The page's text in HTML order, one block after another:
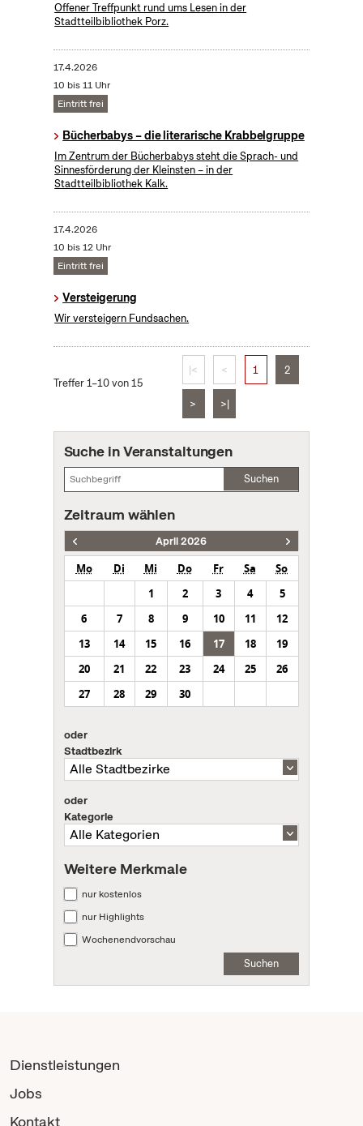
Offener Treffpunkt rund ums Lesen in der
Stadtteilbibliothek Porz.
17.4.2026
10 bis 11 Uhr
Eintritt frei
Bücherbabys – die literarische Krabbelgruppe
Im Zentrum der Bücherbabys steht die Sprach- und
Sinnesförderung der Kleinsten – in der
Stadtteilbibliothek Kalk.
17.4.2026
10 bis 12 Uhr
Eintritt frei
Versteigerung
Wir versteigern Fundsachen.
Treffer 1–10 von 15
|< < 1 2
> >|
Suche in Veranstaltungen
Suchen
Zeitraum wählen
April 2026
Mo Di Mi Do Fr Sa
So
1
2 3 4
5
6
7 8 9 10 11
12
13
14 15 16 17 18
19
20
21 22 23 24 25
26
27
28 29 30
oder
Stadtbezirk
oder
Kategorie
Weitere Merkmale
nur kostenlos
nur Highlights
Wochenendvorschau
Suchen
Dienstleistungen
Jobs
Kontakt